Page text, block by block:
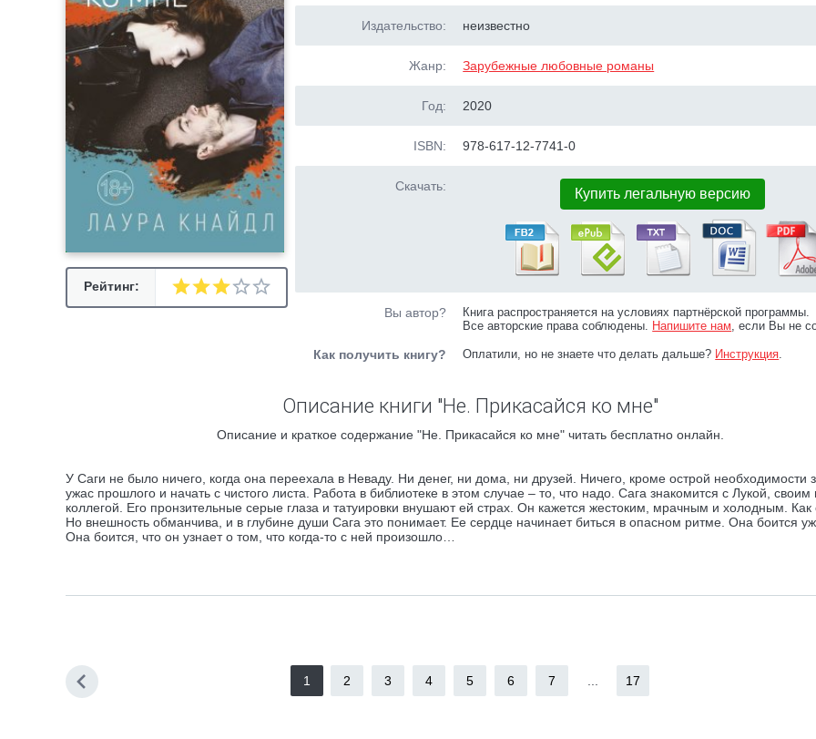
Рейтинг:
Издательство: неизвестно
Жанр: Зарубежные любовные романы
Год: 2020
ISBN: 978-617-12-7741-0
Скачать: Купить легальную версию
Вы автор?
Книга распространяется на условиях партнёрской программы.
Все авторские права соблюдены. Напишите нам, если Вы не
Как получить книгу? Оплатили, но не знаете что делать дальше? Инструкция.
Описание книги "Не. Прикасайся ко мне"
Описание и краткое содержание "Не. Прикасайся ко мне" читать бесплатно онлайн.
У Саги не было ничего, когда она переехала в Неваду. Ни денег, ни дома, ни друзей. Ничего, кроме острой необходимости
ужас прошлого и начать с чистого листа. Работа в библиотеке в этом случае – то, что надо. Сага знакомится с Лукой,
коллегой. Его пронзительные серые глаза и татуировки внушают ей страх. Он кажется жестоким, мрачным и холодным. Как
Но внешность обманчива, и в глубине души Сага это понимает. Ее сердце начинает биться в опасном ритме. Она боится
Она боится, что он узнает о том, что когда-то с ней произошло…
1 2 3 4 5 6 7 17